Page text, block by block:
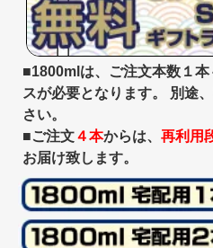
■1800mlは、ご注文本数１
スが必要となります。 別途
さい。
■ご注文４本からは、 再利用
お届け致します。